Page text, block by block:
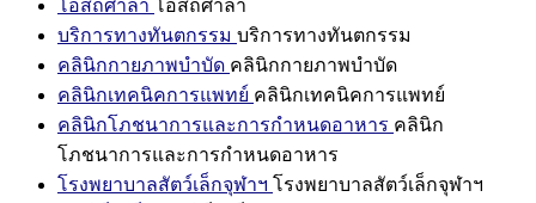
โอสถศาลา โอสถศาลา
บริการทางทันตกรรม บริการทางทันตกรรม
คลินิกกายภาพบำบัด คลินิกกายภาพบำบัด
คลินิกเทคนิคการแพทย์ คลินิกเทคนิคการแพทย์
คลินิกโภชนาการและการกำหนดอาหาร คลินิก
โภชนาการและการกำหนดอาหาร
โรงพยาบาลสัตว์เล็กจุฬาฯ โรงพยาบาลสัตว์เล็กจุฬาฯ